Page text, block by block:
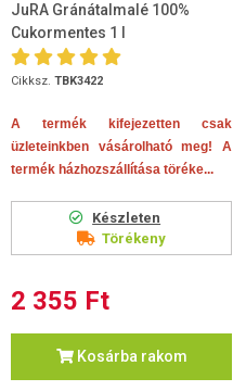
JuRA Gránátalmalé 100%
Cukormentes 1 l
Cikksz. TBK3422
A termék kifejezetten csak
üzleteinkben vásárolható meg! A
termék házhozszállítása töréke...
Készleten
Törékeny
2 355 Ft
Kosárba rakom